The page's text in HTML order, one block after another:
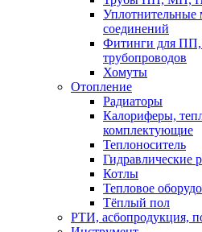
Уплотнительные
соединений
Фитинги для
трубопроводов
Хомуты
Отопление
Радиаторы
Калориферы,
комплектующие
Теплоноситель
Гидравлические
Котлы
Тепловое
Тёплый пол
РТИ, асбопродукция,